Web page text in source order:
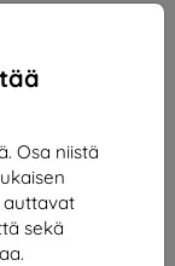
Osa niistä
auttavat
sekä